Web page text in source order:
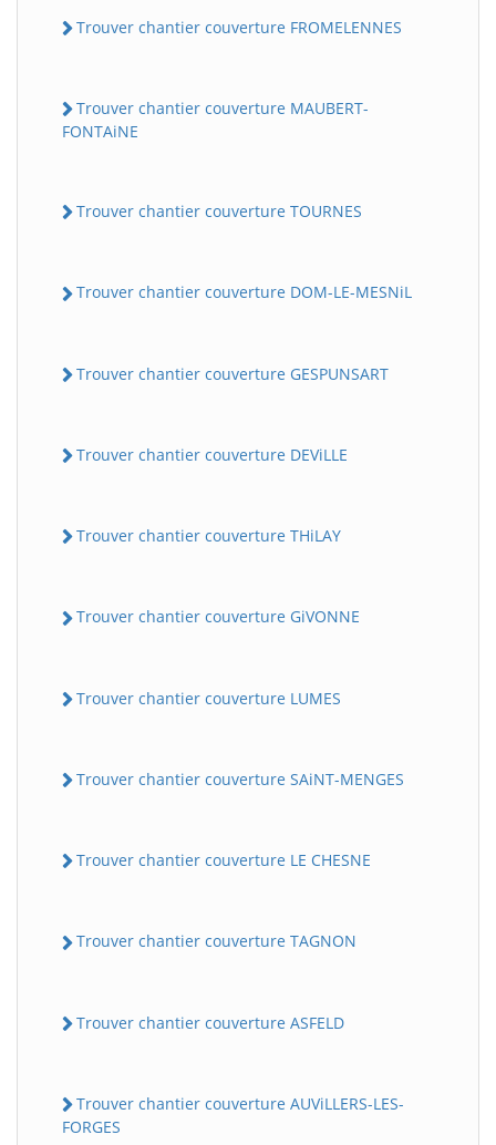
Trouver chantier couverture FROMELENNES
Trouver chantier couverture MAUBERT-
FONTAiNE
Trouver chantier couverture TOURNES
Trouver chantier couverture DOM-LE-MESNiL
Trouver chantier couverture GESPUNSART
Trouver chantier couverture DEViLLE
Trouver chantier couverture THiLAY
Trouver chantier couverture GiVONNE
Trouver chantier couverture LUMES
Trouver chantier couverture SAiNT-MENGES
Trouver chantier couverture LE CHESNE
Trouver chantier couverture TAGNON
Trouver chantier couverture ASFELD
Trouver chantier couverture AUViLLERS-LES-
FORGES